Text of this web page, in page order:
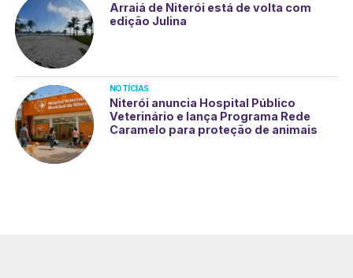
Arraiá de Niterói está de volta com
edição Julina
NOTÍCIAS
Niterói anuncia Hospital Público
Veterinário e lança Programa Rede
Caramelo para proteção de animais